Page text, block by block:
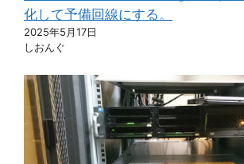
化して予備回線にする。
2025年5月17日
しおんぐ